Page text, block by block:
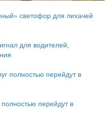
светофор для лихачей
для водителей,
перейдут в